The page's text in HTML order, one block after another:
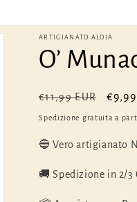
ARTIGIANATO ALOIA
O’
Prezzo
di
€11,99 EUR
Spedizione gratuita a
🔵 Vero artigianato
🚚 Spedizione in